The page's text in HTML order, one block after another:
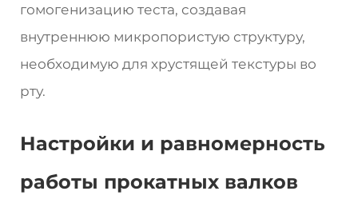
гомогенизацию теста, создавая
внутреннюю микропористую структуру,
необходимую для хрустящей текстуры во
рту.
Настройки и равномерность
работы прокатных валков